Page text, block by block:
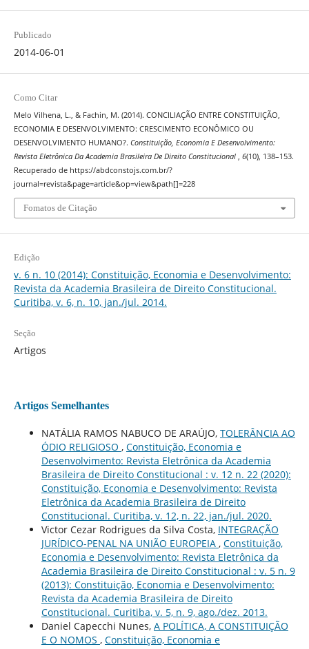
Publicado
2014-06-01
Como Citar
Melo Vilhena, L., & Fachin, M. (2014). CONCILIAÇÃO ENTRE CONSTITUIÇÃO,
ECONOMIA E DESENVOLVIMENTO: CRESCIMENTO ECONÔMICO OU
DESENVOLVIMENTO HUMANO?. Constituição, Economia E Desenvolvimento:
Revista Eletrônica Da Academia Brasileira De Direito Constitucional , 6(10), 138–153.
Recuperado de https://abdconstojs.com.br/?
journal=revista&page=article&op=view&path[]=228
Fomatos de Citação
Edição
v. 6 n. 10 (2014): Constituição, Economia e Desenvolvimento:
Revista da Academia Brasileira de Direito Constitucional.
Curitiba, v. 6, n. 10, jan./jul. 2014.
Seção
Artigos
Artigos Semelhantes
NATÁLIA RAMOS NABUCO DE ARAÚJO, TOLERÂNCIA AO
ÓDIO RELIGIOSO , Constituição, Economia e
Desenvolvimento: Revista Eletrônica da Academia
Brasileira de Direito Constitucional : v. 12 n. 22 (2020):
Constituição, Economia e Desenvolvimento: Revista
Eletrônica da Academia Brasileira de Direito
Constitucional. Curitiba, v. 12, n. 22, jan./jul. 2020.
Victor Cezar Rodrigues da Silva Costa, INTEGRAÇÃO
JURÍDICO-PENAL NA UNIÃO EUROPEIA , Constituição,
Economia e Desenvolvimento: Revista Eletrônica da
Academia Brasileira de Direito Constitucional : v. 5 n. 9
(2013): Constituição, Economia e Desenvolvimento:
Revista da Academia Brasileira de Direito
Constitucional. Curitiba, v. 5, n. 9, ago./dez. 2013.
Daniel Capecchi Nunes, A POLÍTICA, A CONSTITUIÇÃO
E O NOMOS , Constituição, Economia e